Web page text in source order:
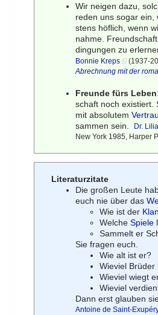
Wir neigen dazu,
reden uns sogar ein,
stens höflich, wenn
nahme.
dingungen zu
Bonnie Kreps (1937-
Abrechnung mit der
Freunde fürs Leben
schaft noch existiert.
mit absolutem
sammen sein.
Dr.
New York 1985, Harper
Literaturzitate
Die großen Leute
euch nie über das
Wie ist der
WelcheSpiele
Sammelt er
Sie fragen euch.
Wie alt ist er?
Wieviel Brüder
Wieviel wiegt
Wieviel
Dann erst glauben
Antoine de Saint-